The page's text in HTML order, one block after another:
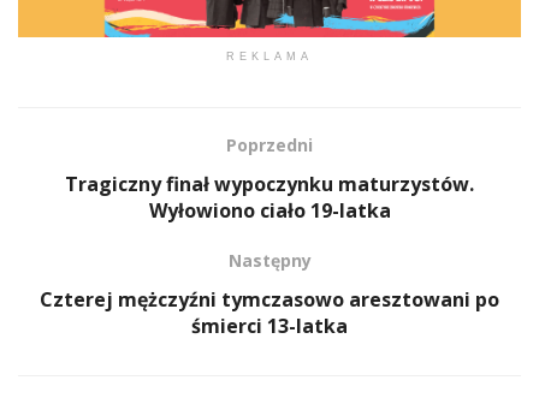
REKLAMA
Poprzedni
Tragiczny finał wypoczynku maturzystów.
Wyłowiono ciało 19-latka
Następny
Czterej mężczyźni tymczasowo aresztowani po
śmierci 13-latka